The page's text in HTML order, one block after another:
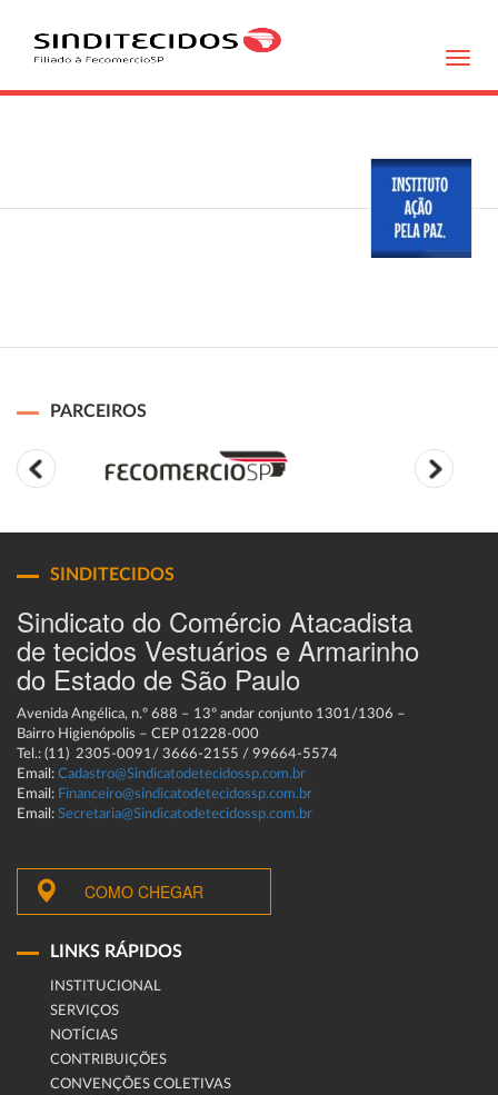
PARCEIROS
SINDITECIDOS
Sindicato do Comércio Atacadista
de tecidos Vestuários e Armarinho
do Estado de São Paulo
Avenida Angélica, n.º 688 – 13º andar conjunto 1301/1306 –
Bairro Higienópolis – CEP 01228-000
Tel.: (11) 2305-0091/ 3666-2155 / 99664-5574
Email: Cadastro@Sindicatodetecidossp.com.br
Email: Financeiro@sindicatodetecidossp.com.br
Email: Secretaria@Sindicatodetecidossp.com.br
COMO CHEGAR
LINKS RÁPIDOS
INSTITUCIONAL
SERVIÇOS
NOTÍCIAS
CONTRIBUIÇÕES
CONVENÇÕES COLETIVAS